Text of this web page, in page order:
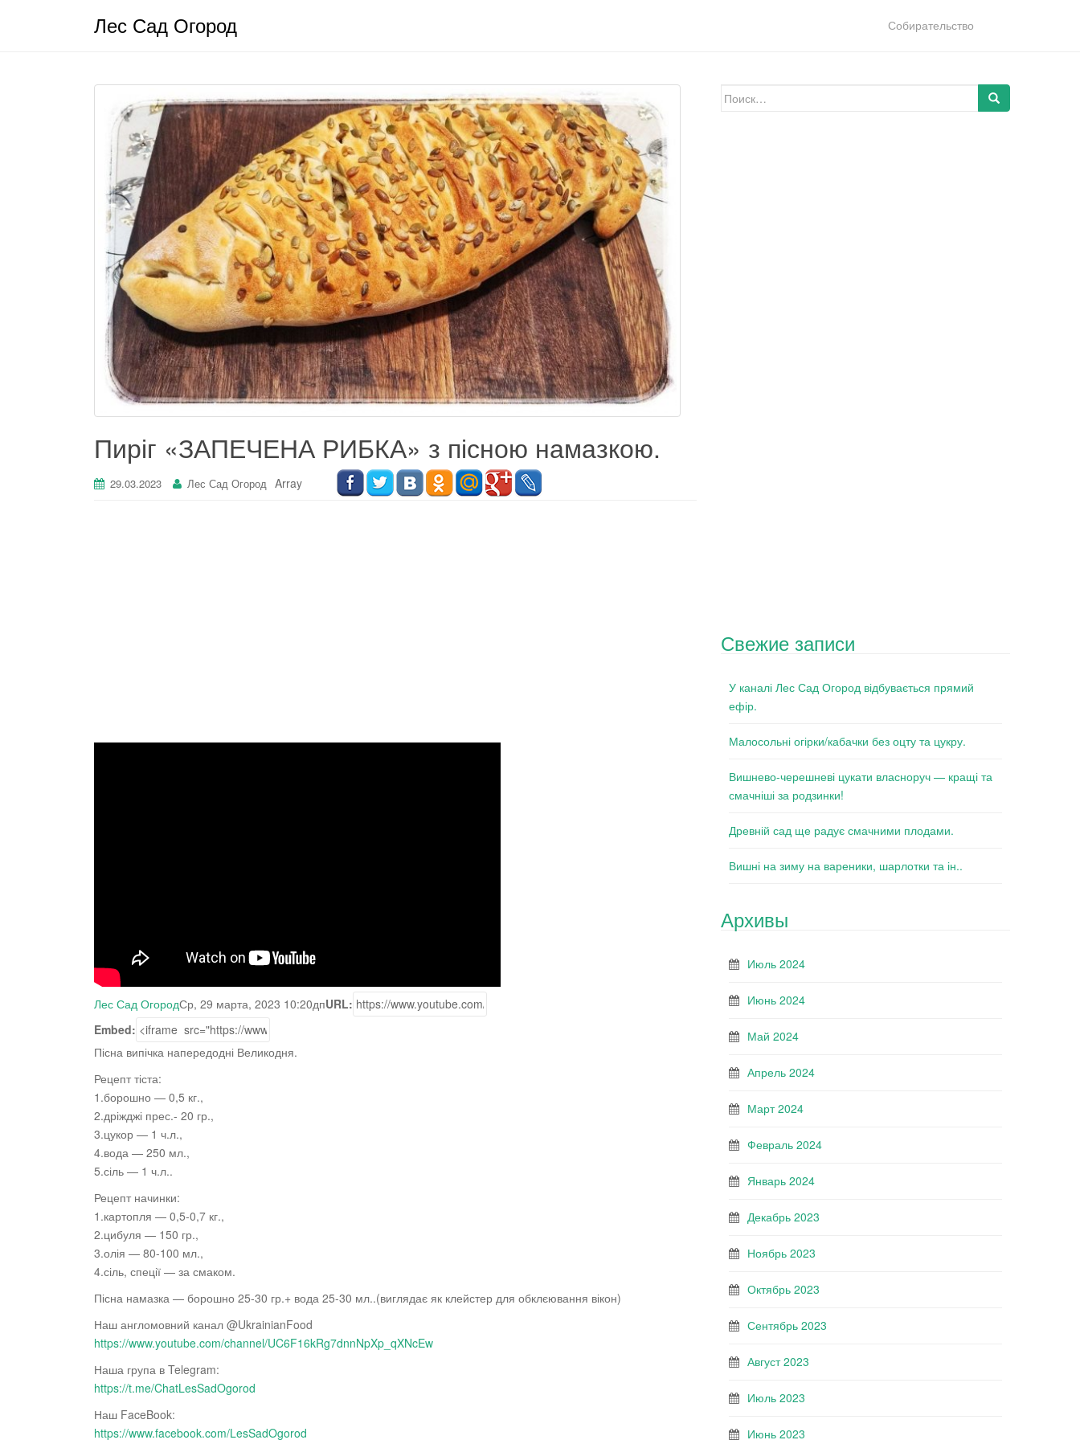
Лес Сад Огород Собирательство
Пиріг «ЗАПЕЧЕНА РИБКА» з пісною намазкою.
29.03.2023 Лес Сад Огород Array
Лес Сад ОгородСр, 29 марта, 2023 10:20дпURL:
Embed:
Пісна випічка напередодні Великодня.
Рецепт тіста:
1.борошно — 0,5 кг.,
2.дріжджі прес.- 20 гр.,
3.цукор — 1 ч.л.,
4.вода — 250 мл.,
5.сіль — 1 ч.л..
Рецепт начинки:
1.картопля — 0,5-0,7 кг.,
2.цибуля — 150 гр.,
3.олія — 80-100 мл.,
4.сіль, спеції — за смаком.
Пісна намазка — борошно 25-30 гр.+ вода 25-30 мл..(виглядає як клейстер для обклєювання вікон)
Наш англомовний канал @UkrainianFood
https://www.youtube.com/channel/UC6F16kRg7dnnNpXp_qXNcEw
Наша група в Telegram:
https://t.me/ChatLesSadOgorod
Наш FaceBook:
https://www.facebook.com/LesSadOgorod
Искать:
Свежие записи
У каналі Лес Сад Огород відбувається прямий
ефір.
Малосольні огірки/кабачки без оцту та цукру.
Вишнево-черешневі цукати власноруч — кращі та
смачніші за родзинки!
Древній сад ще радує смачними плодами.
Вишні на зиму на вареники, шарлотки та ін..
Архивы
Июль 2024
Июнь 2024
Май 2024
Апрель 2024
Март 2024
Февраль 2024
Январь 2024
Декабрь 2023
Ноябрь 2023
Октябрь 2023
Сентябрь 2023
Август 2023
Июль 2023
Июнь 2023